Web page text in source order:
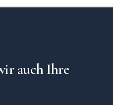
auch Ihre